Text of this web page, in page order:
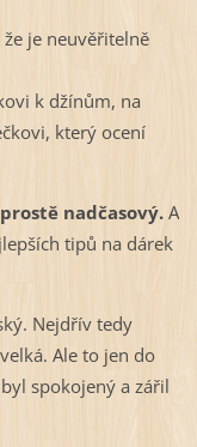
je neuvěřitelně
k džínům, na
který ocení
nadčasový. A
tipů na dárek
Nejdřív tedy
Ale to jen do
spokojený a zářil